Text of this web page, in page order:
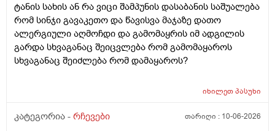
რატო არ აკეთებენ ამ სინდს ყველგან და რატომ
მაინცდამაინც სპეციალურ კლინიკებში რატომ ეს
შენიათ
ტანის სახის ან რა ვიცი შამპუნის დასაბანის საშუალება
რომ სინჯი გავაკეთო და წავისვა მაჯაზე დათო
ალერგიული აღმოჩდი და გამომაყრის იმ ადგილის
გარდა სხვაგანაც შეიცვლება რომ გამომაყაროს
სხვაგანაც შეიძლება რომ დამაყაროს?
იხილეთპასუხი
კატეგორია - რჩევები თარიღი : 10-06-2026